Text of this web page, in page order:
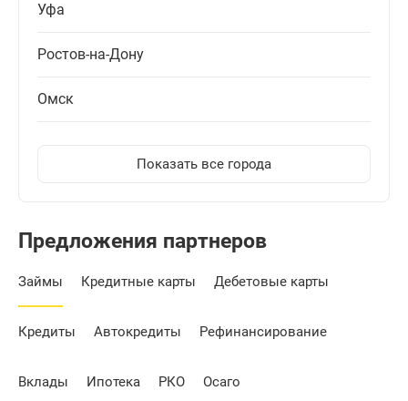
Уфа
Ростов-на-Дону
Омск
Показать все города
Предложения партнеров
Займы Кредитные карты Дебетовые карты
Кредиты Автокредиты Рефинансирование
Вклады Ипотека РКО Осаго